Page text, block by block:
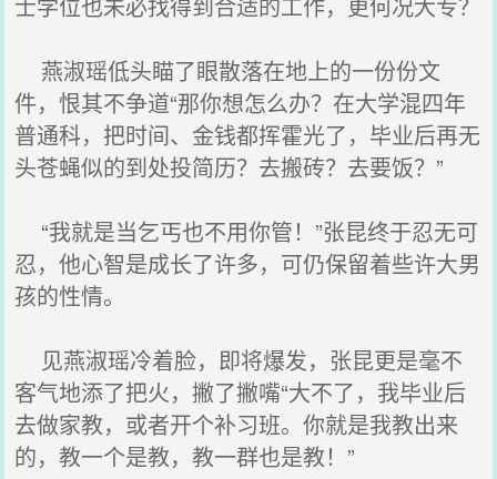
燕淑瑶低头瞄了眼散落在地上的一份份文
件，恨其不争道“那你想怎么办？在大学混四年
普通科，把时间、金钱都挥霍光了，毕业后再无
头苍蝇似的到处投简历？去搬砖？去要饭？”
“我就是当乞丐也不用你管！”张昆终于忍无可
忍，他心智是成长了许多，可仍保留着些许大男
孩的性情。
见燕淑瑶冷着脸，即将爆发，张昆更是毫不
客气地添了把火，撇了撇嘴“大不了，我毕业后
去做家教，或者开个补习班。你就是我教出来
的，教一个是教，教一群也是教！”